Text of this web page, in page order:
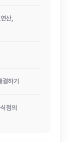
산,
하기
점의